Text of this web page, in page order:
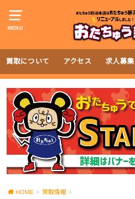
MENU
買取について アクセス 求人募集
HOME 買取情報